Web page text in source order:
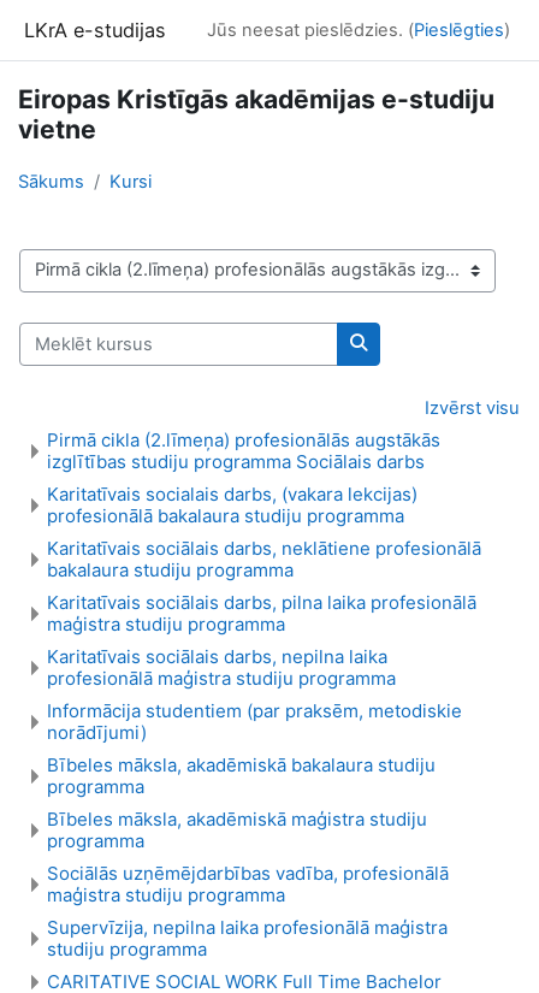
LKrA e-studijas Jūs neesat pieslēdzies. (Pieslēgties)
Eiropas Kristīgās akadēmijas e-studiju
vietne
Sākums Kursi
Kursu kategorijas
Meklēt kursus
Meklēt kursus
Izvērst visu
Pirmā cikla (2.līmeņa) profesionālās augstākās
izglītības studiju programma Sociālais darbs
Karitatīvais socialais darbs, (vakara lekcijas)
profesionālā bakalaura studiju programma
Karitatīvais sociālais darbs, neklātiene profesionālā
bakalaura studiju programma
Karitatīvais sociālais darbs, pilna laika profesionālā
maģistra studiju programma
Karitatīvais sociālais darbs, nepilna laika
profesionālā maģistra studiju programma
Informācija studentiem (par praksēm, metodiskie
norādījumi)
Bībeles māksla, akadēmiskā bakalaura studiju
programma
Bībeles māksla, akadēmiskā maģistra studiju
programma
Sociālās uzņēmējdarbības vadība, profesionālā
maģistra studiju programma
Supervīzija, nepilna laika profesionālā maģistra
studiju programma
CARITATIVE SOCIAL WORK Full Time Bachelor